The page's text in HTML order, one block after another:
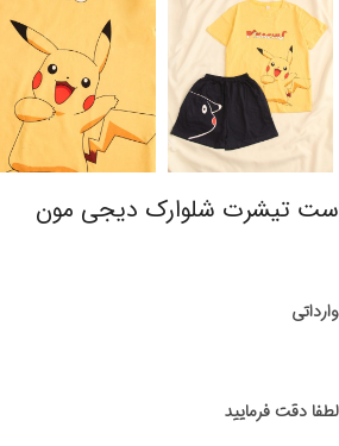
ست تیشرت شلوارک دیجی مون
وارداتی
لطفا دقت فرمایید